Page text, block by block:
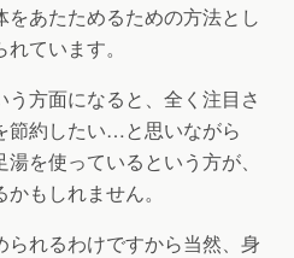
あたためるための方法とし
ています。
方面になると、全く注目さ
節約したい…と思いながら
を使っているという方が、
もしれません。
れるわけですから当然、身